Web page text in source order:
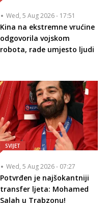
Wed, 5 Aug 2026 - 17:51
Kina na ekstremne vrućine
odgovorila vojskom
robota, rade umjesto ljudi
SVIJET
Wed, 5 Aug 2026 - 07:27
Potvrđen je najšokantniji
transfer ljeta: Mohamed
Salah u Trabzonu!